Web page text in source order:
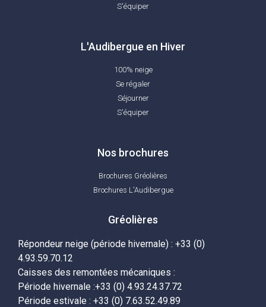
vous propose de louer des skis, des snow,
des luges et des raquettes pour toute la
S'équiper
L'Audibergue en Hiver
100% neige
Se régaler
Séjourner
S'équiper
Nos brochures
Brochures Gréolières
Brochures L'Audibergue
Gréolières
Répondeur neige (période hivernale) : +33 (0)
4.93.59.70.12
Caisses des remontées mécaniques :
Période hivernale :+33 (0) 4.93.24.37.72
Période estivale : +33 (0) 7.63.52.49.89